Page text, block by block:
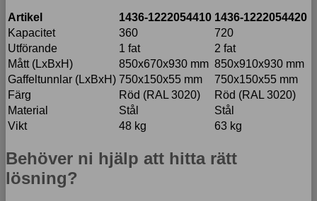
Artikel 1436-1222054410 1436-1222054420
Kapacitet
360
720
Utförande
1 fat
2 fat
Mått (LxBxH)
850x670x930 mm 850x910x930 mm
Gaffeltunnlar (LxBxH) 750x150x55 mm
750x150x55 mm
Färg
Röd (RAL 3020)
Röd (RAL 3020)
Material
Stål
Stål
Vikt
48 kg 63 kg
Behöver ni hjälp att hitta rätt
lösning?